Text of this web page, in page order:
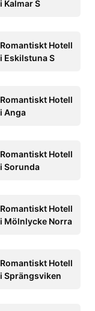
i Kalmar S
Romantiskt Hotell
i Eskilstuna S
Romantiskt Hotell
i Anga
Romantiskt Hotell
i Sorunda
Romantiskt Hotell
i Mölnlycke Norra
Romantiskt Hotell
i Sprängsviken